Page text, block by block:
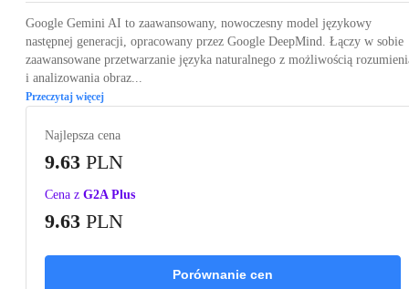
Google Gemini AI to zaawansowany, nowoczesny model językowy
następnej generacji, opracowany przez Google DeepMind. Łączy w sobie
zaawansowane przetwarzanie języka naturalnego z możliwością
i analizowania obraz...
Przeczytaj więcej
Najlepsza cena
9.63 PLN
Cena z G2A Plus
9.63 PLN
Porównanie cen